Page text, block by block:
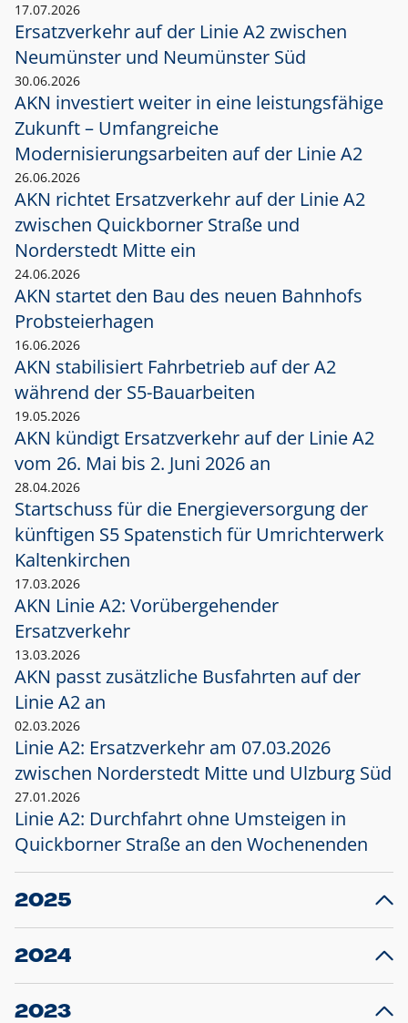
17.07.2026
Ersatzverkehr auf der Linie A2 zwischen
Neumünster und Neumünster Süd
30.06.2026
AKN investiert weiter in eine leistungsfähige
Zukunft – Umfangreiche
Modernisierungsarbeiten auf der Linie A2
26.06.2026
AKN richtet Ersatzverkehr auf der Linie A2
zwischen Quickborner Straße und
Norderstedt Mitte ein
24.06.2026
AKN startet den Bau des neuen Bahnhofs
Probsteierhagen
16.06.2026
AKN stabilisiert Fahrbetrieb auf der A2
während der S5-Bauarbeiten
19.05.2026
AKN kündigt Ersatzverkehr auf der Linie A2
vom 26. Mai bis 2. Juni 2026 an
28.04.2026
Startschuss für die Energieversorgung der
künftigen S5 Spatenstich für Umrichterwerk
Kaltenkirchen
17.03.2026
AKN Linie A2: Vorübergehender
Ersatzverkehr
13.03.2026
AKN passt zusätzliche Busfahrten auf der
Linie A2 an
02.03.2026
Linie A2: Ersatzverkehr am 07.03.2026
zwischen Norderstedt Mitte und Ulzburg Süd
27.01.2026
Linie A2: Durchfahrt ohne Umsteigen in
Quickborner Straße an den Wochenenden
2025
23.12.2025
Projekt S5: Start der Bauarbeiten am
2024
10.12.2024
Großprojekt S5: Sperrung der Bahnstraße in
2023